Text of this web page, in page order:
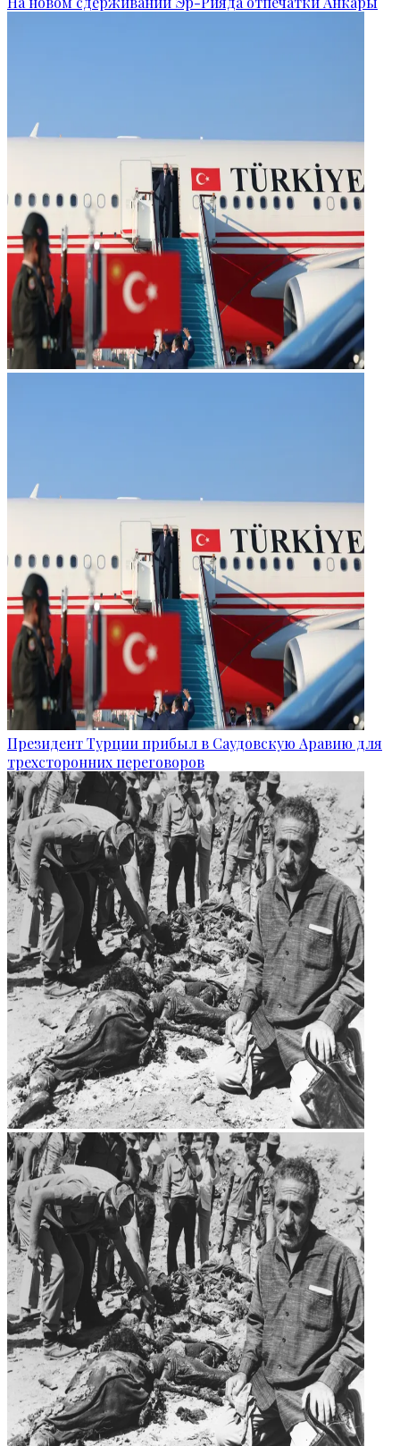
Президент Турции прибыл в Саудовскую Аравию для
трехсторонних переговоров